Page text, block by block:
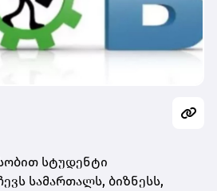
სტუდენტი
სამართალს, ბიზნესს,